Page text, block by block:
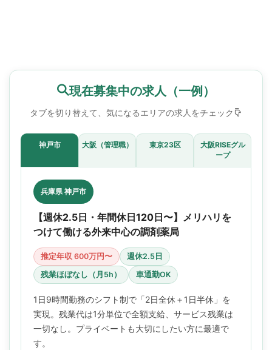
現在募集中の求人（一例）
タブを切り替えて、気になるエリアの求人をチェック
神戸市 大阪（管理職） 東京23区
大阪RISEグル
ープ
兵庫県 神戸市
【週休2.5日・年間休日120日〜】メリハリを
つけて働ける外来中心の調剤薬局
推定年収 600万円〜
週休2.5日
残業ほぼなし（月5h）
車通勤OK
1日9時間勤務のシフト制で「2日全休＋1日半休」を
実現。残業代は1分単位で全額支給、サービス残業は
一切なし。プライベートも大切にしたい方に最適で
す。